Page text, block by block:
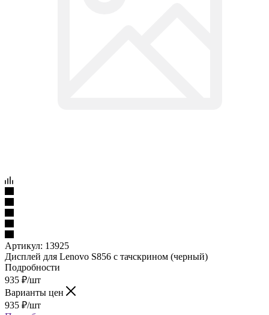
Артикул:
Дисплей для Lenovo S856 с тачскрином (черный)
Подробности
935
Варианты цен
935₽/шт
Подробности
Уточнить у менеджера
Нашли дешевле?
Под заказ
Наши менеджеры обязательно свяжутся с вами и уточнят